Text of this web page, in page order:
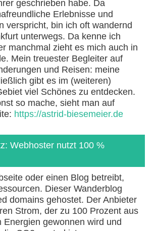
geschrieben habe. Da
Erlebnisse und
verspricht, bin ich oft wandernd
unterwegs. Da kenne ich
manchmal zieht es mich auch in
Mein treuester Begleiter auf
und Reisen: meine
gibt es im (weiteren)
viel Schönes zu entdecken.
so mache, sieht man auf
https://astrid-biesemeier.de
Webhoster nutzt 100 %
oder einen Blog betreibt,
Dieser Wanderblog
domains gehostet. Der Anbieter
Strom, der zu 100 Prozent aus
Energien gewonnen wird und